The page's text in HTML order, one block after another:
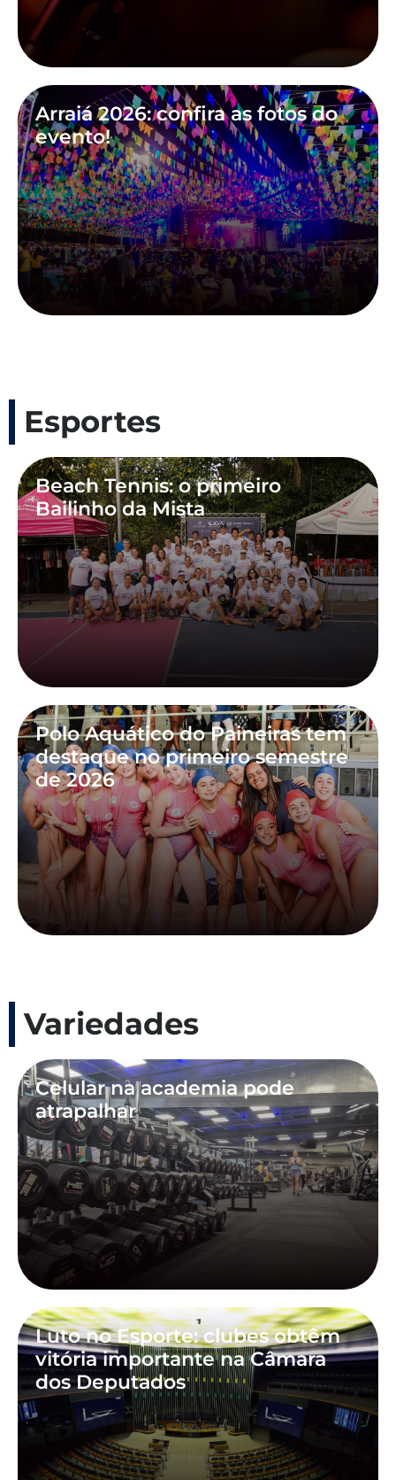
Arraiá 2026: confira as fotos do
evento!
Esportes
Beach Tennis: o primeiro
Bailinho da Mista
Polo Aquático do Paineiras tem
destaque no primeiro semestre
de 2026
Variedades
Celular na academia pode
atrapalhar
Luto no Esporte: clubes obtêm
vitória importante na Câmara
dos Deputados